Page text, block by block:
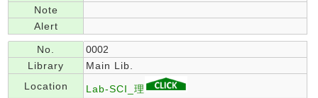
Note
Alert
No.
0002
Library
Main Lib.
Location
Lab-SCI_理